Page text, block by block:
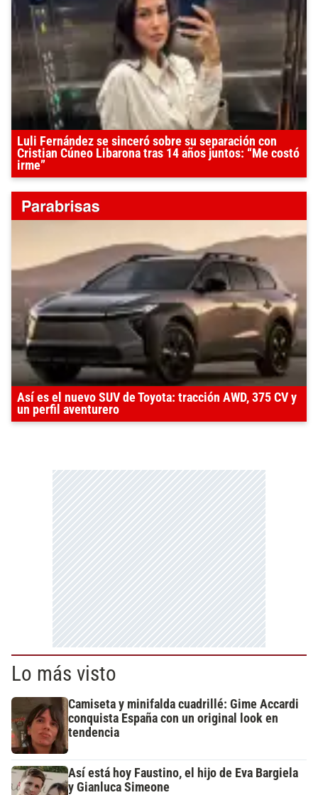
Luli Fernández se sinceró sobre su separación con
Cristian Cúneo Libarona tras 14 años juntos: “Me costó
irme”
Así es el nuevo SUV de Toyota: tracción AWD, 375 CV y
un perfil aventurero
Lo más visto
Camiseta y minifalda cuadrillé: Gime Accardi
conquista España con un original look en
tendencia
Así está hoy Faustino, el hijo de Eva Bargiela
y Gianluca Simeone